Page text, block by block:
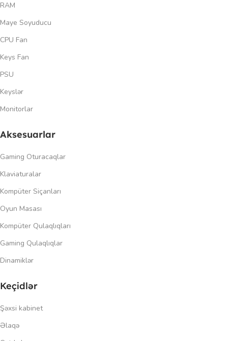
RAM
Maye Soyuducu
CPU Fan
Keys Fan
PSU
Keyslər
Monitorlar
Aksesuarlar
Gaming Oturacaqlar
Klaviaturalar
Kompüter Siçanları
Oyun Masası
Kompüter Qulaqlıqları
Gaming Qulaqlıqlar
Dinamiklər
Keçidlər
Şəxsi kabinet
Əlaqə